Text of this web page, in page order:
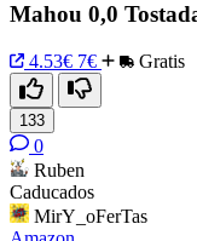
Mahou 0,0
4.53€ 7€ Gratis
133
0
Ruben
Caducados
MirY_oFerTas